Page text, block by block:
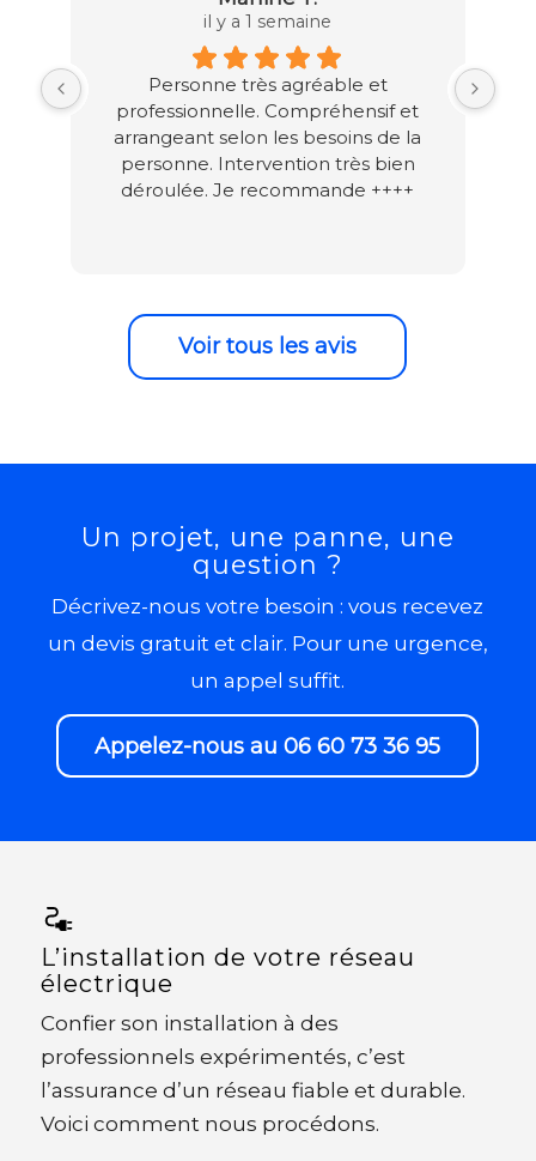
il y a 1 semaine
Personne très agréable et
professionnelle. Compréhensif et
arrangeant selon les besoins de la
personne. Intervention très bien
déroulée. Je recommande ++++
Voir tous les avis
Un projet, une panne, une
question ?
Décrivez-nous votre besoin : vous recevez
un devis gratuit et clair. Pour une urgence,
un appel suffit.
Appelez-nous au 06 60 73 36 95
L’installation de votre réseau
électrique
Confier son installation à des
professionnels expérimentés, c’est
l’assurance d’un réseau fiable et durable.
Voici comment nous procédons.